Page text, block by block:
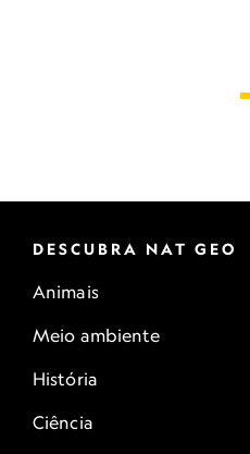
DESCUBRA NAT GEO
Animais
Meio ambiente
História
Ciência